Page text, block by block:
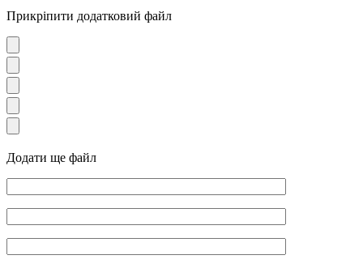
Прикріпити додатковий файл
Додати ще файл